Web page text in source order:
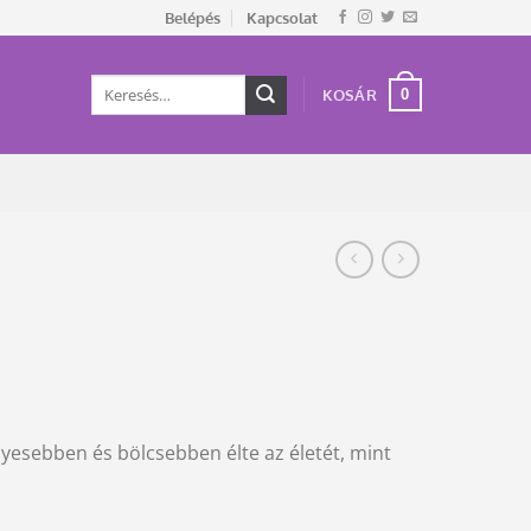
Belépés Kapcsolat
Keresés
KOSÁR 0
és bölcsebben élte az életét, mint